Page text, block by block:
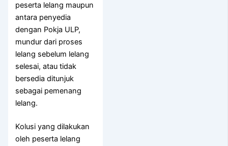
peserta lelang maupun
antara penyedia
dengan Pokja ULP,
mundur dari proses
lelang sebelum lelang
selesai, atau tidak
bersedia ditunjuk
sebagai pemenang
lelang.
Kolusi yang dilakukan
oleh peserta lelang